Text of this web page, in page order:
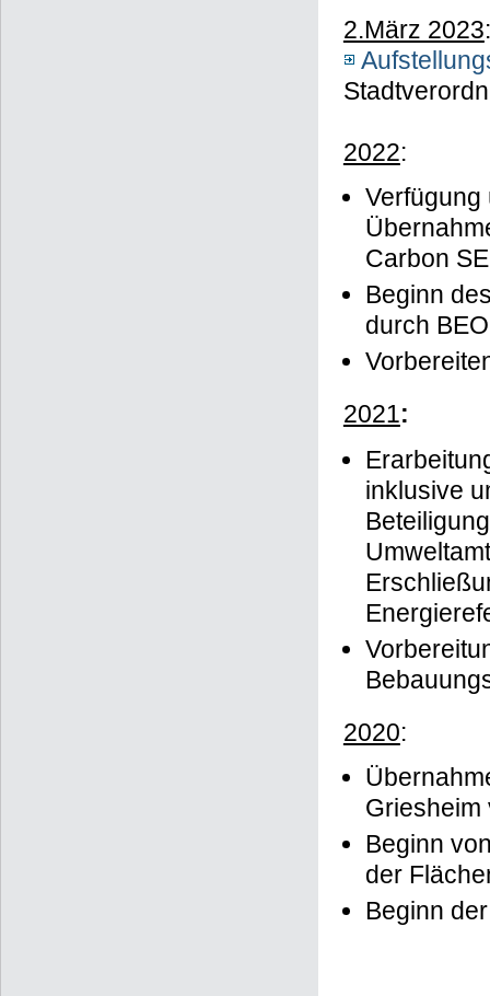
2.März 2023
2022:
Carbon SE
Beginn
durch
2021:
inklusive
2020:
Beginn
der
Beginn